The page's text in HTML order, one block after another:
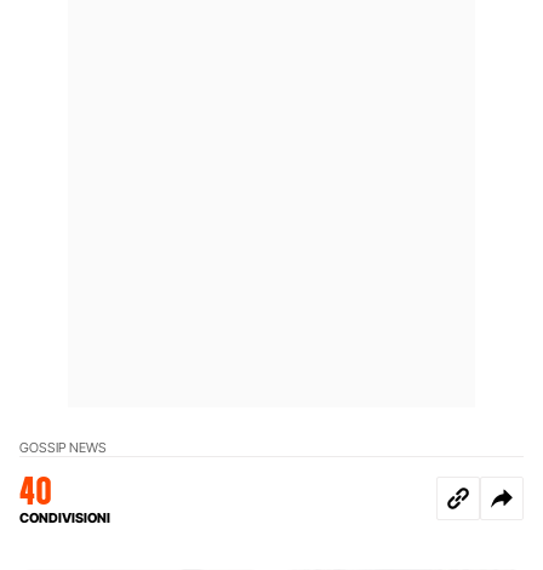
GOSSIP NEWS
40
CONDIVISIONI